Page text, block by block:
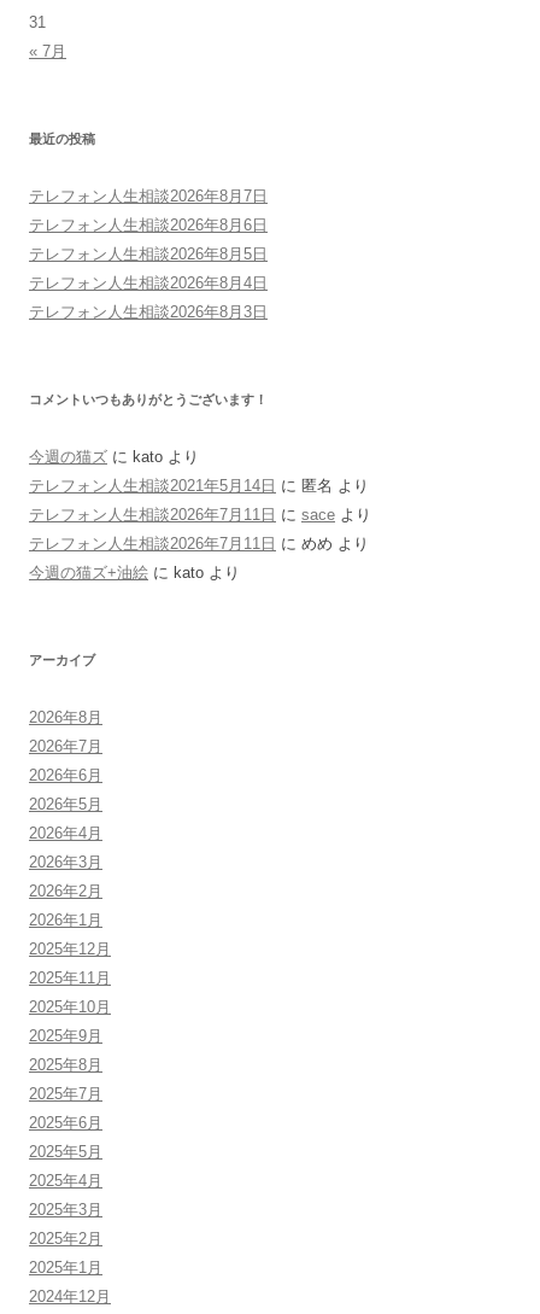
31
« 7月
最近の投稿
テレフォン人生相談2026年8月7日
テレフォン人生相談2026年8月6日
テレフォン人生相談2026年8月5日
テレフォン人生相談2026年8月4日
テレフォン人生相談2026年8月3日
コメントいつもありがとうございます！
今週の猫ズ に kato より
テレフォン人生相談2021年5月14日 に 匿名 より
テレフォン人生相談2026年7月11日 に sace より
テレフォン人生相談2026年7月11日 に めめ より
今週の猫ズ+油絵 に kato より
アーカイブ
2026年8月
2026年7月
2026年6月
2026年5月
2026年4月
2026年3月
2026年2月
2026年1月
2025年12月
2025年11月
2025年10月
2025年9月
2025年8月
2025年7月
2025年6月
2025年5月
2025年4月
2025年3月
2025年2月
2025年1月
2024年12月